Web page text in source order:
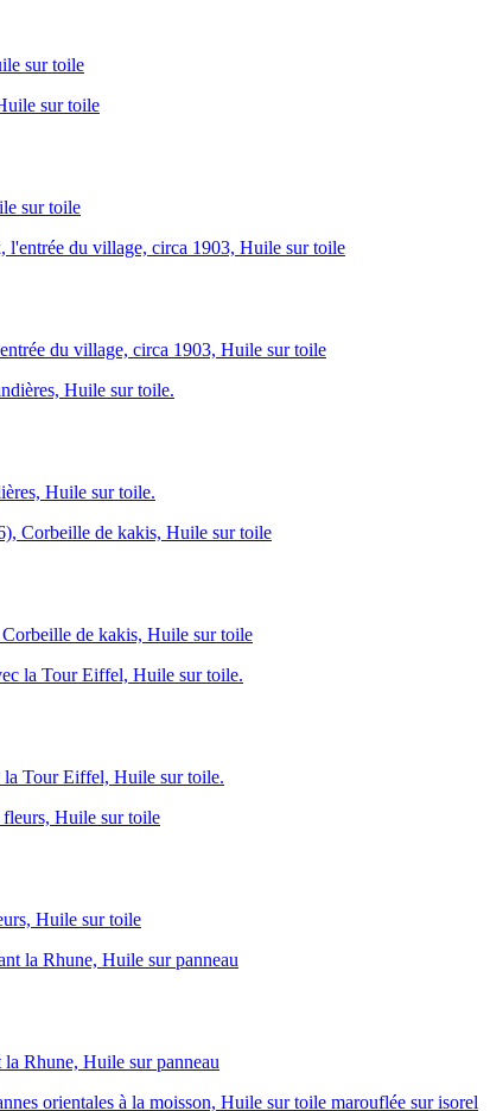
sur toile
sur toile
du village, circa 1903, Huile sur toile
Huile sur toile.
de kakis, Huile sur toile
Tour Eiffel, Huile sur toile.
Huile sur toile
Rhune, Huile sur panneau